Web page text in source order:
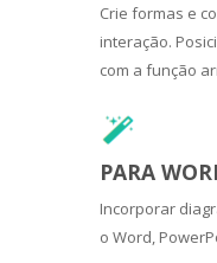
Crie formas e
interação.
com a função
PARA
Incorporar
o Word,